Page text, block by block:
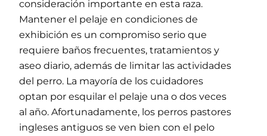
consideración importante en esta raza.
Mantener el pelaje en condiciones de
exhibición es un compromiso serio que
requiere baños frecuentes, tratamientos y
aseo diario, además de limitar las actividades
del perro. La mayoría de los cuidadores
optan por esquilar el pelaje una o dos veces
al año. Afortunadamente, los perros pastores
ingleses antiguos se ven bien con el pelo